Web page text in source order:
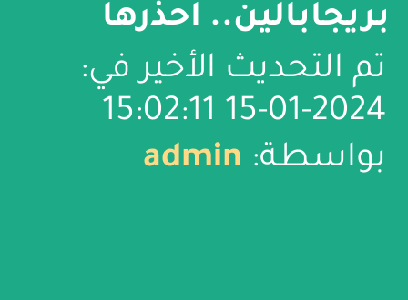
بريجابالين.. احذرها
تم التحديث الأخير في:
2024-01-15 15:02:11
بواسطة: admin